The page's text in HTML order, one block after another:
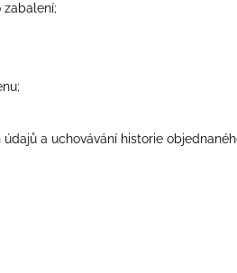
a uchovávání historie